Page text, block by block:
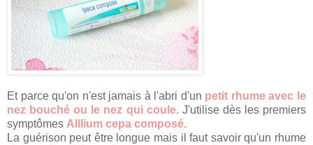
Et parce qu'on n'est jamais à l'abri d'un petit rhume avec le
nez bouché ou le nez qui coule. J'utilise dès les premiers
symptômes Alllium cepa composé.
La guérison peut être longue mais il faut savoir qu'un rhume